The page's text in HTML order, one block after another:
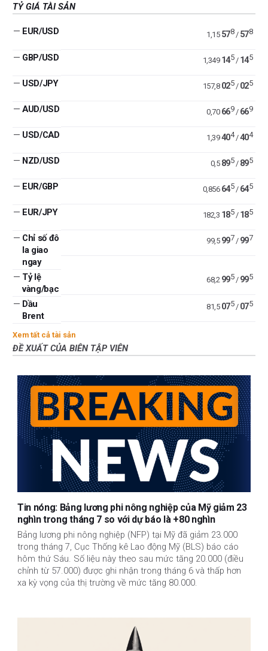
TỶ GIÁ TÀI SẢN
— EUR/USD 1,15 578/ 578
— GBP/USD 1,349 145/ 145
— USD/JPY 157,8 025/ 025
— AUD/USD 0,70 669/ 669
— USD/CAD 1,39 404/404
— NZD/USD 0,5 895/ 895
— EUR/GBP 0,856 645/ 645
— EUR/JPY 182,3 185/ 185
— Chỉ số đô
la giao
ngay
99,5 997 / 997
— Tỷ lệ
vàng/bạc
68,2 995/ 995
— Dầu
Brent
81,5 075/ 075
Xem tất cả tài sản
ĐỀ XUẤT CỦA BIÊN TẬP VIÊN
Tin nóng: Bảng lương phi nông nghiệp của Mỹ giảm 23
nghìn trong tháng 7 so với dự báo là +80 nghìn
Bảng lương phi nông nghiệp (NFP) tại Mỹ đã giảm 23.000
trong tháng 7, Cục Thống kê Lao động Mỹ (BLS) báo cáo
hôm thứ Sáu. Số liệu này theo sau mức tăng 20.000 (điều
chỉnh từ 57.000) được ghi nhận trong tháng 6 và thấp hơn
xa kỳ vọng của thị trường về mức tăng 80.000.